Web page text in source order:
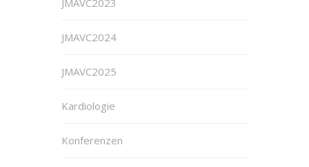
JMAVC2023
JMAVC2024
JMAVC2025
Kardiologie
Konferenzen